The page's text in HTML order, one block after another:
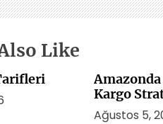
Like
Kargo
Ağustos 5,